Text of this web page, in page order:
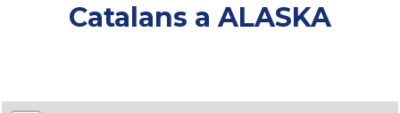
Catalans a ALASKA